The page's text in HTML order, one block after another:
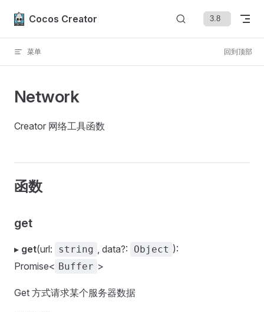
Skip to content
Cocos Creator
菜单 回到顶部
Network
Creator 网络工具函数
函数
get
▸ get(url: string , data?: Object ):
Promise< Buffer >
Get 方式请求某个服务器数据